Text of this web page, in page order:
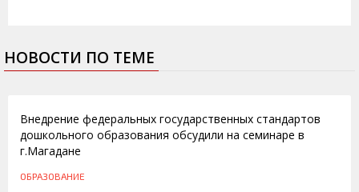
НОВОСТИ ПО ТЕМЕ
Внедрение федеральных государственных стандартов
дошкольного образования обсудили на семинаре в
г.Магадане
ОБРАЗОВАНИЕ